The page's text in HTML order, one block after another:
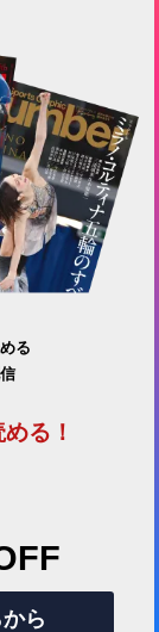
る
る！
ら